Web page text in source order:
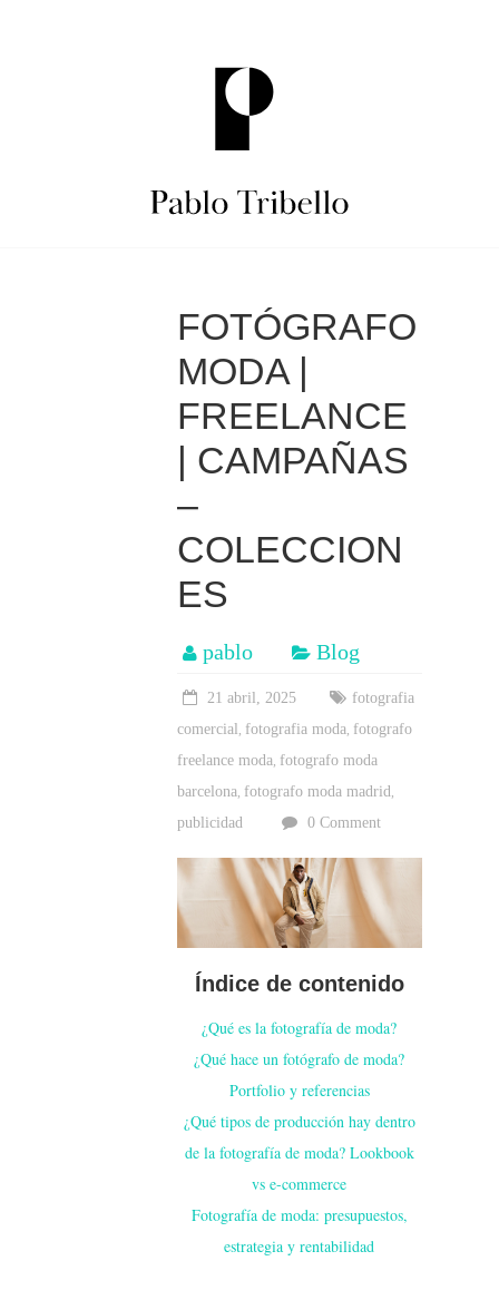
Tribello
Fotógrafo
photographer
FOTÓGRAFO
MODA |
FREELANCE
| CAMPAÑAS
–
COLECCION
ES
pablo Blog
21 abril, 2025
fotografia
comercial , fotografia moda, fotografo
freelance moda, fotografo moda
barcelona, fotografo moda madrid ,
publicidad 0 Comment
Índice de contenido
¿Qué es la fotografía de moda?
¿Qué hace un fotógrafo de moda?
Portfolio y referencias
¿Qué tipos de producción hay dentro
de la fotografía de moda? Lookbook
vs e-commerce
Fotografía de moda: presupuestos,
estrategia y rentabilidad